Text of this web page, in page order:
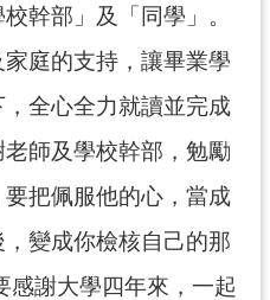
幹部」及「同學」。
庭的支持，讓畢業學
全心全力就讀並完成
師及學校幹部，勉勵
把佩服他的心，當成
變成你檢核自己的那
感謝大學四年來，一起